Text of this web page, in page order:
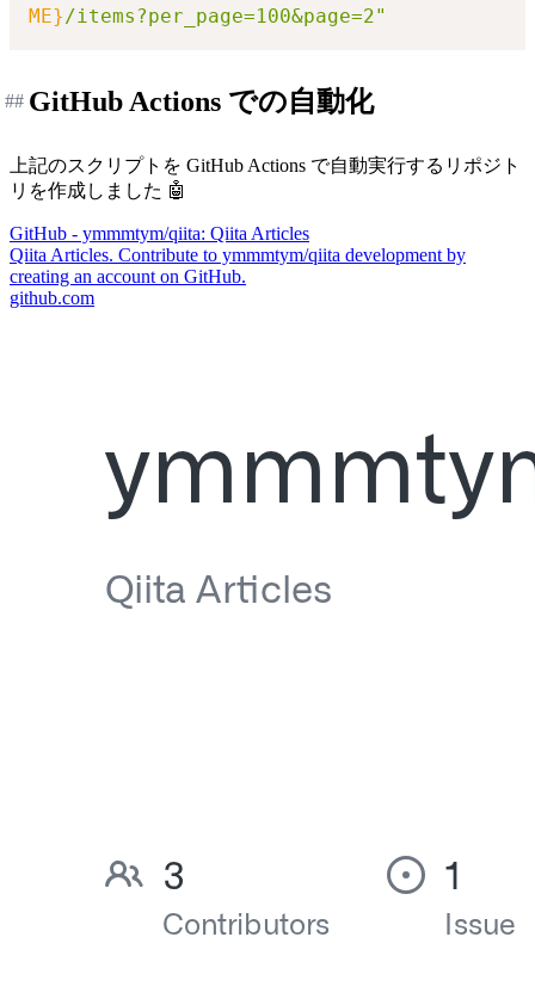
ME} /items?per_page=100&page=2"
GitHub Actions での自動化
##
上記のスクリプトを GitHub Actions で自動実行するリポジト
リを作成しました 🤖
GitHub - ymmmtym/qiita: Qiita Articles
Qiita Articles. Contribute to ymmmtym/qiita development by
creating an account on GitHub.
github.com